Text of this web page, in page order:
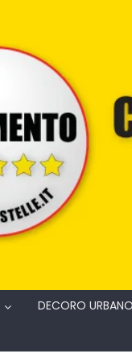
DECORO URBANO